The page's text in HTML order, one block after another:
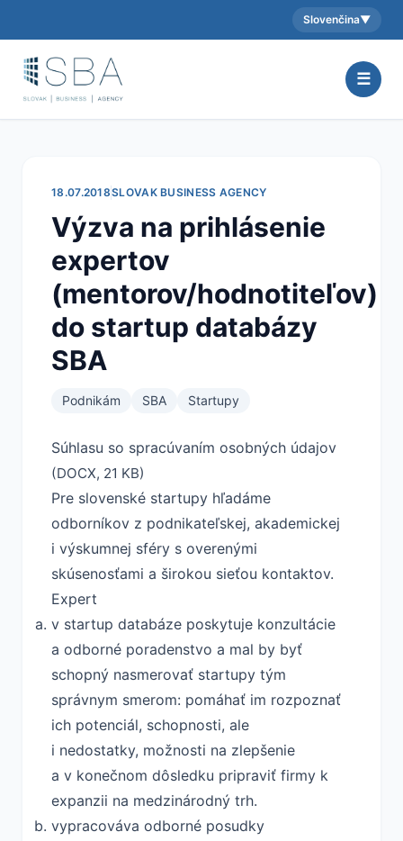
Aktuálny jazyk:
Slovenčina▼
☰
18.07.2018SLOVAK BUSINESS AGENCY
Výzva na prihlásenie
expertov
(mentorov/hodnotiteľov)
do startup databázy
SBA
Podnikám SBA Startupy
Súhlasu so spracúvaním osobných údajov
(DOCX, 21 KB)
Pre slovenské startupy hľadáme
odborníkov z podnikateľskej, akademickej
i výskumnej sféry s overenými
skúsenosťami a širokou sieťou kontaktov.
Expert
v startup databáze poskytuje konzultácie
a odborné poradenstvo a mal by byť
schopný nasmerovať startupy tým
správnym smerom: pomáhať im rozpoznať
ich potenciál, schopnosti, ale
i nedostatky, možnosti na zlepšenie
a v konečnom dôsledku pripraviť firmy k
expanzii na medzinárodný trh.
vypracováva odborné posudky